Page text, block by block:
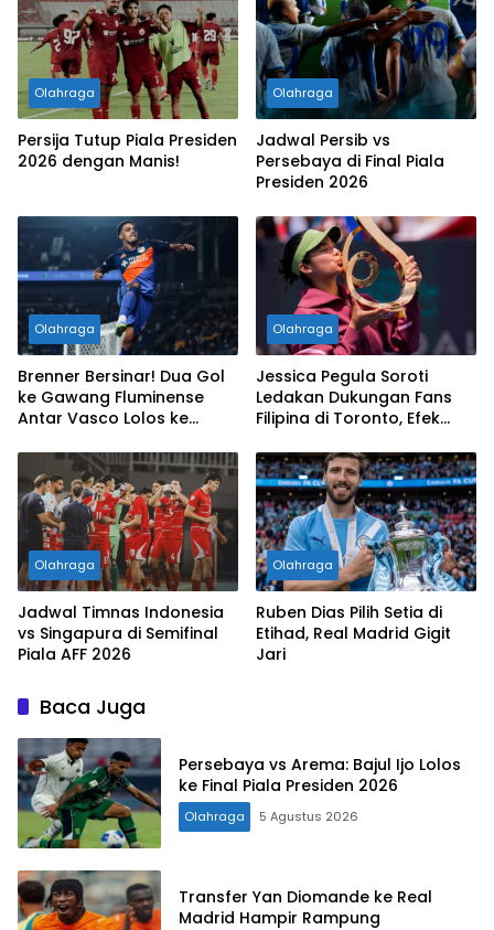
Olahraga
Persija Tutup Piala Presiden
2026 dengan Manis!
Olahraga
Jadwal Persib vs
Persebaya di Final Piala
Presiden 2026
Olahraga
Brenner Bersinar! Dua Gol
ke Gawang Fluminense
Antar Vasco Lolos ke
Brasil
Olahraga
Jessica Pegula Soroti
Ledakan Dukungan Fans
Filipina di Toronto, Efek
Terasa
Olahraga
Jadwal Timnas Indonesia
vs Singapura di Semifinal
Piala AFF 2026
Olahraga
Ruben Dias Pilih Setia di
Etihad, Real Madrid Gigit
Jari
Baca Juga
Persebaya vs Arema: Bajul Ijo Lolos
ke Final Piala Presiden 2026
Olahraga 5 Agustus 2026
Transfer Yan Diomande ke Real
Madrid Hampir Rampung